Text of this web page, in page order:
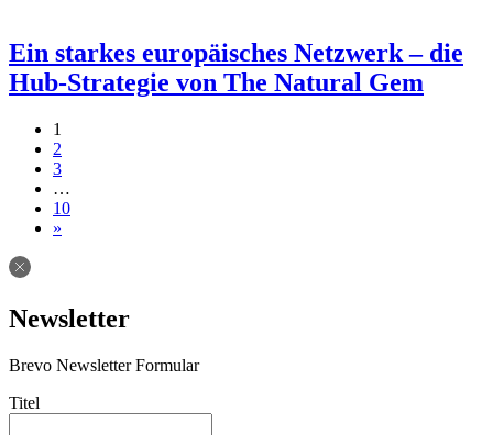
Ein starkes europäisches Netzwerk – die
Hub-Strategie von The Natural Gem
Beitragsnavigation
1
2
3
…
10
»
Newsletter
Brevo Newsletter Formular
Titel